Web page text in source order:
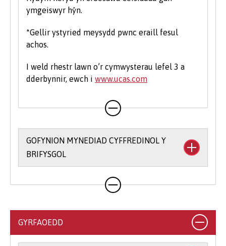
ymgeiswyr hŷn.
*Gellir ystyried meysydd pwnc eraill fesul
achos.
I weld rhestr lawn o’r cymwysterau lefel 3 a
dderbynnir, ewch i www.ucas.com
GOFYNION MYNEDIAD CYFFREDINOL Y
BRIFYSGOL
Rydym yn rhoi hyblygrwydd i chi o ran bodloni
ein gofynion mynediad ac yr ydym yn derbyn
cyrsiau gradd, byddwn yn derbyn cyfuniadau o
gymwysterau Lefel 3 amgen (gweler y cyrsiau
GYRFAOEDD